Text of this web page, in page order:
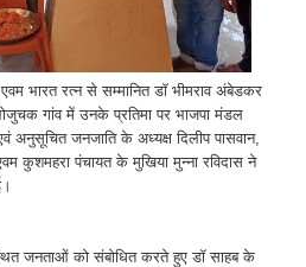
एवम भारत रत्न से सम्मानित डॉ भीमराव अंबेडकर
गांव में उनके प्रतिमा पर भाजपा मंडल
अनुसूचित जनजाति के अध्यक्ष दिलीप पासवान,
एवम कुशमहरा पंचायत के मुखिया मुन्ना रविदास ने
जनताओं को संबोधित करते हुए डॉ साहब के